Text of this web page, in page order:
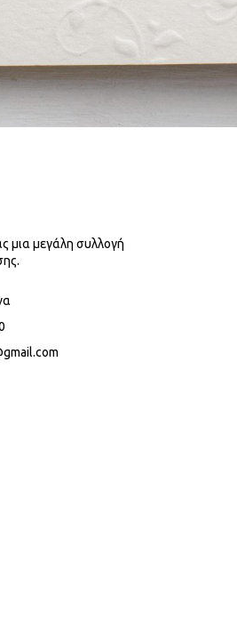
μια μεγάλη συλλογή